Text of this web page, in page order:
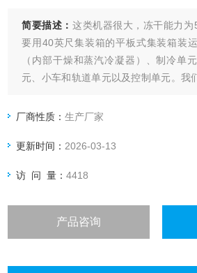
简要描述： 这类机器很大，冻干能力
要用40英尺集装箱的平板式集装箱装
（内部干燥和蒸汽冷凝器）、制冷单
元、小车和轨道单元以及控制单元。我
统。这种类型的冷冻干燥机配有冷冻室
制成，轨道装载系统配有
厂商性质：生产厂家
更新时间： 2026-03-13
访 问 量：4418
产品咨询